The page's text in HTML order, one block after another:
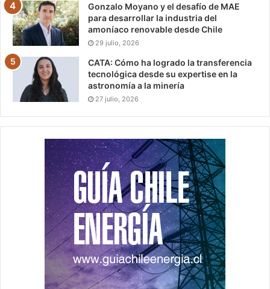
Gonzalo Moyano y el desafío de MAE
para desarrollar la industria del
amoníaco renovable desde Chile
29 julio, 2026
CATA: Cómo ha logrado la transferencia
tecnológica desde su expertise en la
astronomía a la minería
27 julio, 2026